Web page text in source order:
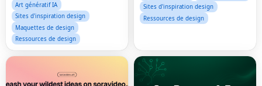
Art génératif IA
Sites d'inspiration design
Maquettes de design
Ressources de design
Sites d'inspiration design
Ressources de design